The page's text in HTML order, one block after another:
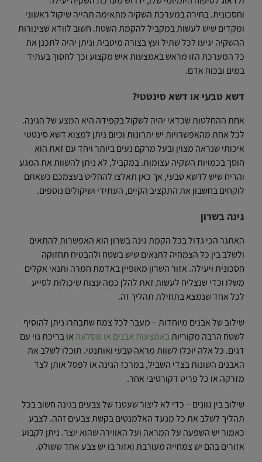
וחסכונית. בחירה במערכת השקיה מתאימה תהייה שיקול ראשוני
ומקדים שיש לעשות במקביל להקמת השטח. חשוב לוודא שצינורות
ההשקיה יגיעו לכל שתיל ועץ בצורה מיטבית וניתן יהיה לתכנן את
כל המערכת הזו מראש באמצעות איש מקצוע וכך לחסוך בעתיד
במים ובכוח אדם.
דשא טבעי או דשא סינטטי?
אחת ההחלטות שכדאי יהיה לשקול בקפידה היא המצע של הגינה.
לכל אחת מהאפשרויות יש יתרונות וכיום ניתן למצוא דשא סינטטי
איכותי שנראה מצוין ובעל מרקם נעים ביותר ויחד עם זאת הוא
חוסך בכמויות השקיה עצומות. במקביל, לא ניתן להשוות את המגע
והריח שיש לדשא טבעי, אך כאן תאלצו להחליט בעצמכם כשאתם
לוקחים בחשבון את התקציב הקיים, העתידי ושיקולים נוספים.
גינה בשרון
האתגר הכי גדול בכל הקמת גינה בשרון הוא האפשרות להתאים
ולשלב בין כל הצמחיה לתנאים שיש בשטח ולהבטיח תחזוקה
חסכונית ויעילה. אזור השרון מאופיין באדמת חמרה ותנאי אקלים
משלו וכדי שנצליח לעשות זאת להלן כמה עצות שיכולות לסייע
לכל אחד שנמצא בתחילת תהליך זה.
שילוב של אבנים מיוחדות – מעבר לכל צמח שתבחרו ניתן להוסיף
לשטח הרבה מקוריותבאמצעות אבנים או מסלעה או בריכת נוי עם
דגים. כל אלה יוכלו לשוות מראה טבעי ואותנטי. תוכלו לשלב את
האבנים השונות בצדי השביל, במרכז הגינה או לפסל אותן לצד
מזרקה או כל פריט דקורטיבי אחר.
שילוב בין גוונים – כדי לא ליצור שעטנז של צבעים בגינה חשוב בכל
תהליך לשלב את כל מנעד האלמנטים בקשת צבעים זהה. לצבע
כאמור יש השפעה על המראה ועל האווירה שהוא יוצר. ניתן לקבוע
אזורים בהם יש צמחייה מעורבת ואזור בו יש צבע אחד ששולט.